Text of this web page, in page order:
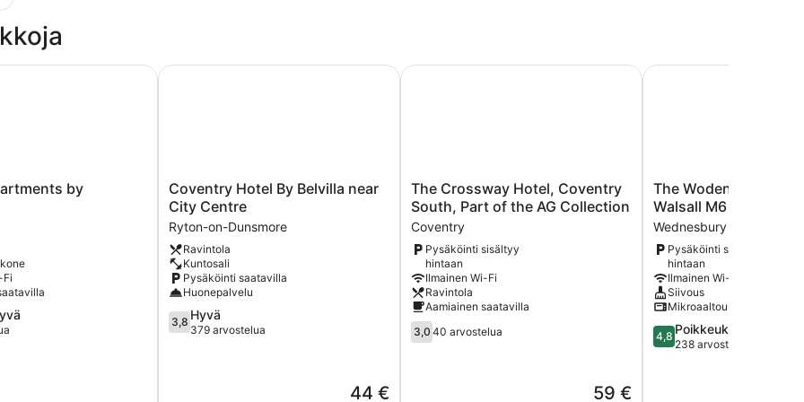
by
Fi
by Covstays
Coventry
Hotel
By
Belvilla
near
City
Centre
Ryton-
on-
Dunsmore
Coventry Hotel By Belvilla near
City Centre
Ryton-on-Dunsmore
Ravintola
Kuntosali
Pysäköinti saatavilla
Huonepalvelu
3.8
kautta
3,8 Hyvä
379 arvostelua
Hinta
44 €
Coventry Hotel By Belvilla near City Centre
The
Crossway
Hotel,
Coventry
South,
Part
of
the
AG
Collection
Coventry
The Crossway Hotel, Coventry
South, Part of the AG Collection
Coventry
Pysäköinti sisältyy
hintaan
Ilmainen Wi-Fi
Ravintola
Aamiainen saatavilla
3.0
kautta
3,0 40 arvostelua
Hinta
59 €
The Crossway Hotel, Coventry South, Part of the AG
The
Woden
Boutique
Hotel
Walsall
M6
J9
Wednesbury
The Woden Boutique
Walsall M6 J9
Wednesbury
Pysäköinti sisältyy
hintaan
Ilmainen Wi-Fi
Siivous
Mikroaaltouuni
4.8
kautta
4,8 Poikkeuksellisen hyvä
238 arvostelua
The Woden Boutique